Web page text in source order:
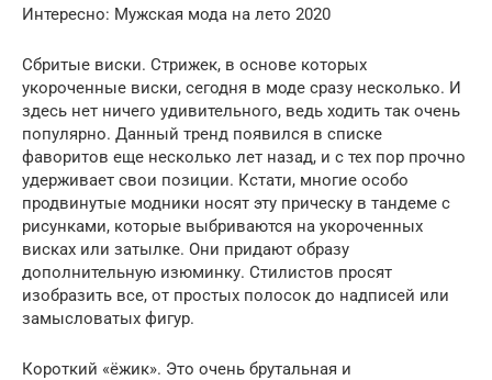
Интересно: Мужская мода на лето 2020
Сбритые виски. Стрижек, в основе которых
укороченные виски, сегодня в моде сразу несколько. И
здесь нет ничего удивительного, ведь ходить так очень
популярно. Данный тренд появился в списке
фаворитов еще несколько лет назад, и с тех пор прочно
удерживает свои позиции. Кстати, многие особо
продвинутые модники носят эту прическу в тандеме с
рисунками, которые выбриваются на укороченных
висках или затылке. Они придают образу
дополнительную изюминку. Стилистов просят
изобразить все, от простых полосок до надписей или
замысловатых фигур.
Короткий «ёжик». Это очень брутальная и